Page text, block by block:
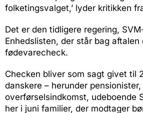
folketingsvalget,’ lyder kritikken
Det er den tidligere regering,
Enhedslisten, der står bag aftalen
fødevarecheck.
Checken bliver som sagt givet til
danskere – herunder
overførselsindkomst, udeboende
her i juni familier, der modtager